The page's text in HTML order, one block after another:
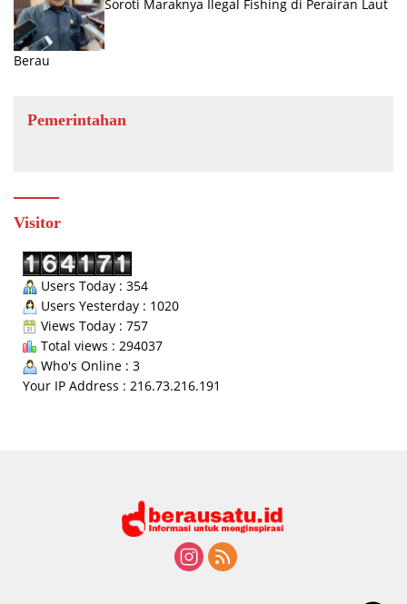
Soroti Maraknya Ilegal Fishing di Perairan Laut
Berau
Pemerintahan
Visitor
Users Today : 354
Users Yesterday : 1020
Views Today : 757
Total views : 294037
Who's Online : 3
Your IP Address : 216.73.216.191